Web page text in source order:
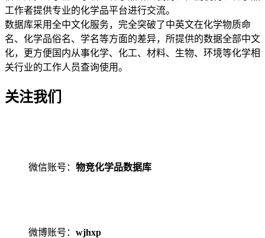
工作者提供专业的化学品平台进行交流。
数据库采用全中文化服务，完全突破了中英文在化学物质命
名、化学品俗名、学名等方面的差异，所提供的数据全部中文
化，更方便国内从事化学、化工、材料、生物、环境等化学相
关行业的工作人员查询使用。
关注我们
微信账号： 物竞化学品数据库
微博账号： wjhxp